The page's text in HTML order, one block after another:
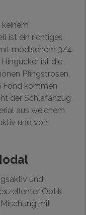
ist ein richtiges
modischem 3/4
ist die
Pfingstrosen.
Fond kommen
der Schlafanzug
aus weichem
und von
und
Optik
mit